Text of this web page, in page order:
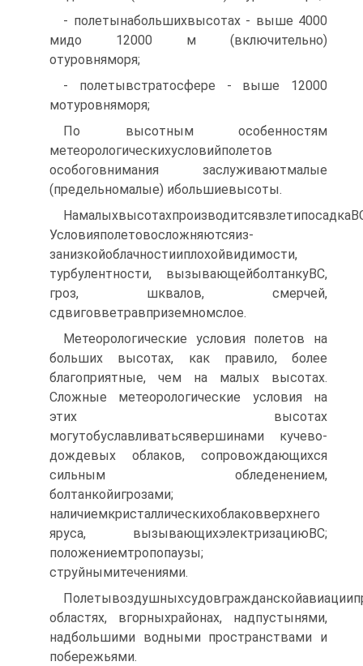
- полетынабольшихвысотах - выше 4000
мидо 12000 м (включительно)
отуровняморя;
- полетывстратосфере - выше 12000
мотуровняморя;
По высотным особенностям
метеорологическихусловийполетов
особоговнимания заслуживаютмалые
(предельномалые) ибольшиевысоты.
Условияполетовосложняютсяиз-
занизкойоблачностииплохойвидимости,
турбулентности, вызывающейболтанкуВС,
гроз, шквалов, смерчей,
сдвиговветравприземномслое.
Метеорологические условия полетов на
больших высотах, как правило, более
благоприятные, чем на малых высотах.
Сложные метеорологические условия на
этих высотах
могутобуславливатьсявершинами кучево-
дождевых облаков, сопровождающихся
сильным обледенением,
болтанкойигрозами;
наличиемкристаллическихоблаковверхнего
яруса, вызывающихэлектризациюВС;
положениемтропопаузы;
струйнымитечениями.
областях, вгорныхрайонах, надпустынями,
надбольшими водными пространствами и
побережьями.